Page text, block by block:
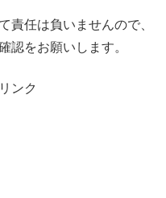
責任は負いませんので、
認をお願いします。
ンク